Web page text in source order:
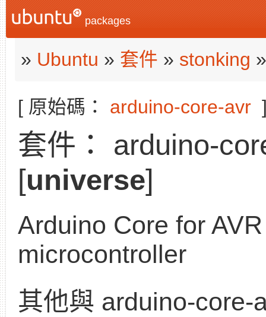
packages
» Ubuntu » 套件 » stonking
[ 原始碼： arduino-core-avr
套件： arduino-
[universe]
Arduino Core for AVR
microcontroller
其他與 arduino-core-